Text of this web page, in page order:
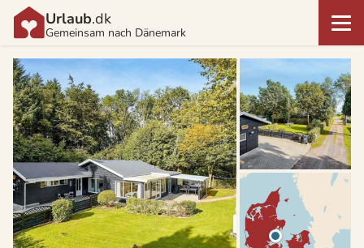
Urlaub.dk
Gemeinsam nach Dänemark